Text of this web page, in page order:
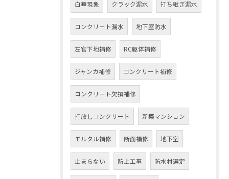
白華現象 クラック漏水 打ち継ぎ漏水
コンクリート漏水 地下室防水
左官下地補修 RC躯体補修
ジャンカ補修 コンクリート補修
コンクリート欠損補修
打放しコンクリート 新築マンション
モルタル補修 断面補修 地下室
止まらない 防止工事 防水材選定